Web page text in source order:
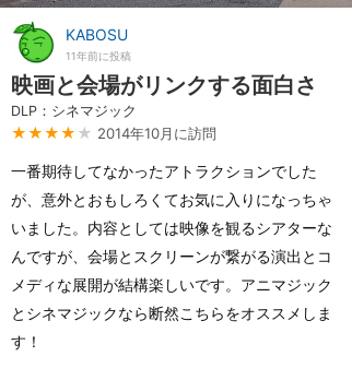
KABOSU
11年前に投稿
映画と会場がリンクする面白さ
DLP：シネマジック
★★★★ ★ 2014年10月に訪問
一番期待してなかったアトラクションでした
が、意外とおもしろくてお気に入りになっちゃ
いました。内容としては映像を観るシアターな
んですが、会場とスクリーンが繋がる演出とコ
メディな展開が結構楽しいです。アニマジック
とシネマジックなら断然こちらをオススメしま
す！